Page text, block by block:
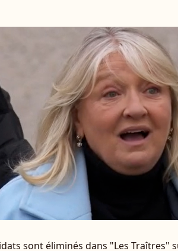
sont éliminés dans "Les Traîtres"